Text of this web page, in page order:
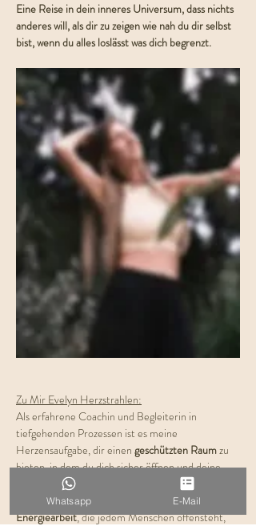
Eine Reise in dein inneres Universum, dass nichts
anderes will, als dir zu zeigen wie nah du dir selbst
bist, wenn du alles loslässt was dich begrenzt.
Zu Mir Evelyn Herzstrahlen:
Als erfahrene Coachin und Begleiterin in
tiefgehenden Prozessen ist es meine
Herzensaufgabe, dir einen geschützten Raum zu
bieten, in dem du dich sicher öffnen und deine
innere Welt erkunden
kannst. Die Kundalini
Activation ist für mich eine kraftvolle Form der
Energiearbeit, die jedem Menschen offensteht,
Whatsapp E-Mail